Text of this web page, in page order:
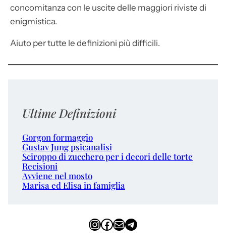
concomitanza con le uscite delle maggiori riviste di
enigmistica.
Aiuto per tutte le definizioni più difficili.
Ultime Definizioni
Gorgon formaggio
Gustav Jung psicanalisi
Sciroppo di zucchero per i decori delle torte
Recisioni
Avviene nel mosto
Marisa ed Elisa in famiglia
InstagramFacebook Email Telegram